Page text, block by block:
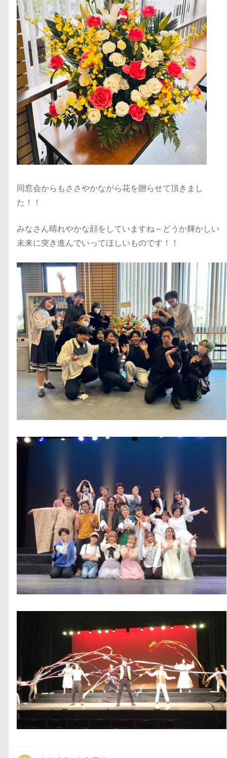
同窓会からもささやかながら花を贈らせて頂きまし
た！！
みなさん晴れやかな顔をしていますね～どうか輝かしい
未来に突き進んでいってほしいものです！！